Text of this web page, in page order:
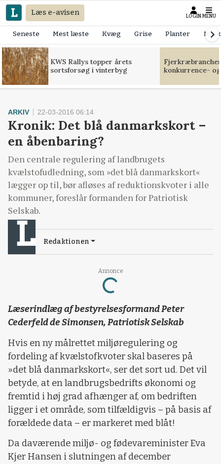
Læs e-avisen LOGIN MENU
Seneste Mest læste Kvæg Grise Planter
KWS Rallys topper årets
sortsforsøg i vinterbyg
konkurrence-
Annonce
Loading...
ARKIV 22-03-2016 06:14
Kronik: Det blå danmarkskort –
en åbenbaring?
Den centrale regulering af landbrugets
kvælstofudledning, som »det blå danmarkskort«
lægger op til, bør afløses af reduktionskvoter i alle
kommuner, foreslår formanden for Patriotisk
Selskab.
Redaktionen
Læserindlæg af bestyrelsesformand Peter
Cederfeld de Simonsen, Patriotisk Selskab
Hvis en ny målrettet miljøregulering og
fordeling af kvælstofkvoter skal baseres på
»det blå danmarkskort«, ser det sort ud. Det vil
betyde, at en landbrugsbedrifts økonomi og
fremtid i høj grad afhænger af, om bedriften
ligger i et område, som tilfældigvis – på basis af
forældede data – er markeret med blåt!
Da daværende miljø- og fødevareminister Eva
Kjer Hansen i slutningen af december